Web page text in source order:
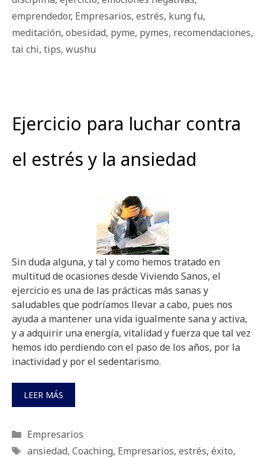
emprendedor, Empresarios, estrés, kung fu,
meditación, obesidad, pyme, pymes, recomendaciones,
tai chi, tips, wushu
Ejercicio para luchar contra
el estrés y la ansiedad
Sin duda alguna, y tal y como hemos tratado en
multitud de ocasiones desde Viviendo Sanos, el
ejercicio es una de las prácticas más sanas y
saludables que podríamos llevar a cabo, pues nos
ayuda a mantener una vida igualmente sana y activa,
y a adquirir una energía, vitalidad y fuerza que tal vez
hemos ido perdiendo con el paso de los años, por la
inactividad y por el sedentarismo.
LEER MÁS
Categorías
Empresarios
Etiquetas
ansiedad, Coaching, Empresarios, estrés, éxito,